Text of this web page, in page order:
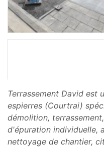
Terrassement David est
espierres (Courtrai)
démolition,
d'épuration individuelle,
nettoyage de chantier,